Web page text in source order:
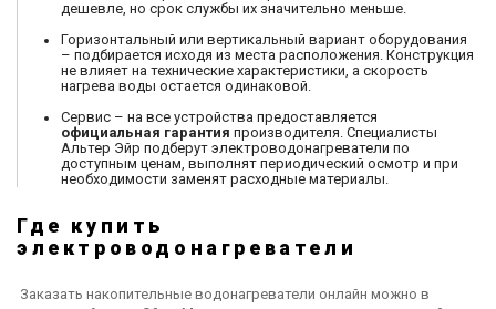
дешевле, но срок службы их значительно меньше.
Горизонтальный или вертикальный вариант оборудования
– подбирается исходя из места расположения. Конструкция
не влияет на технические характеристики, а скорость
нагрева воды остается одинаковой.
Сервис – на все устройства предоставляется
официальная гарантия производителя. Специалисты
Альтер Эйр подберут электроводонагреватели по
доступным ценам, выполнят периодический осмотр и при
необходимости заменят расходные материалы.
Где купить
электроводонагреватели
Заказать накопительные водонагреватели онлайн можно в